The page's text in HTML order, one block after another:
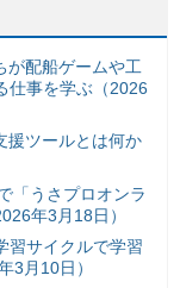
が配船ゲームや工
仕事を学ぶ（2026
援ツールとは何か
「うさプロオンラ
年3月18日）
習サイクルで学習
3月10日）